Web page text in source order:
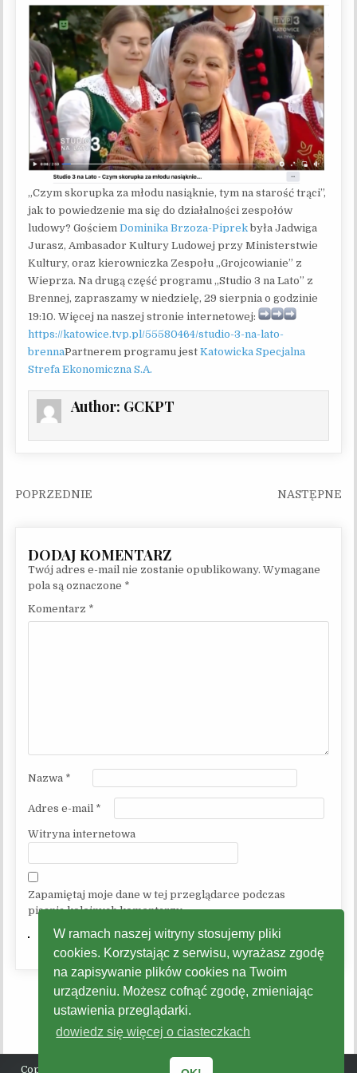
„Czym skorupka za młodu nasiąknie, tym na starość trąci”,
jak to powiedzenie ma się do działalności zespołów
ludowy? GościemDominika Brzoza-Piprekbyła Jadwiga
Jurasz, Ambasador Kultury Ludowej przy Ministerstwie
Kultury, oraz kierowniczka Zespołu „Grojcowianie” z
Wieprza. Na drugą część programu „Studio 3 na Lato” z
Brennej, zapraszamy w niedzielę, 29 sierpnia o godzinie
19:10. Więcej na naszej stronie internetowej:
https://katowice.tvp.pl/55580464/studio-3-na-lato-
brennaPartnerem programu jestKatowicka Specjalna
Strefa Ekonomiczna S.A.
Author: GCKPT
Nawigacja wpisu
Twój adres e-mail nie zostanie opublikowany. Wymagane
pola są oznaczone *
Komentarz *
Nazwa *
Adres e-mail *
Witryna internetowa
Zapamiętaj moje dane w tej przeglądarce podczas
pisania kolejnych komentarzy.
Copyright © 2026 Gminne Centrum Kultury, Promocji, Turystyki
W ramach naszej witryny stosujemy pliki
cookies. Korzystając z serwisu, wyrażasz zgodę
na zapisywanie plików cookies na Twoim
urządzeniu. Możesz cofnąć zgodę, zmieniając
ustawienia przeglądarki.
dowiedz się więcej o ciasteczkach